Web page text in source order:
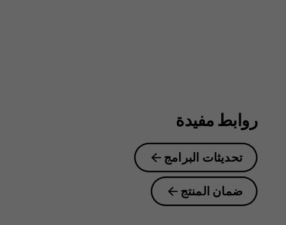
روابط مفيدة
تحديثات البرامج
ضمان المنتج